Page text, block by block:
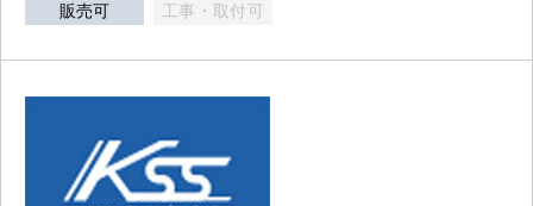
販売可 工事・取付可